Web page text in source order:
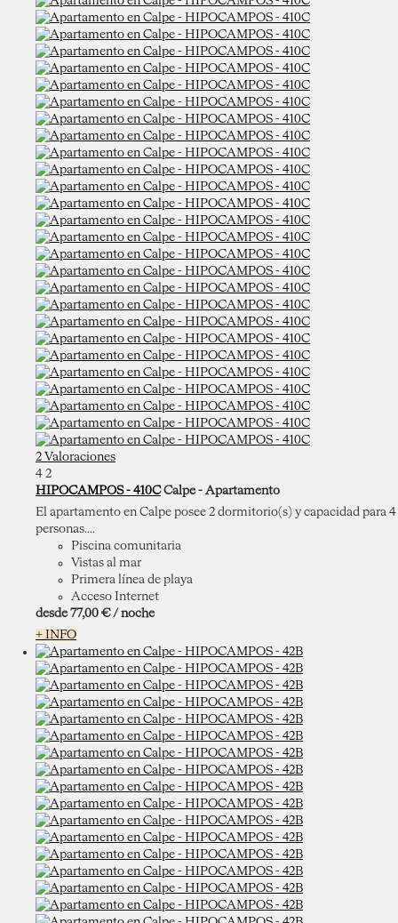
2 Valoraciones
4 2
HIPOCAMPOS - 410C Calpe - Apartamento
El apartamento en Calpe posee 2 dormitorio(s) y capacidad para 4
personas....
Piscina comunitaria
Vistas al mar
Primera línea de playa
Acceso Internet
desde 77,00 € / noche
+ INFO